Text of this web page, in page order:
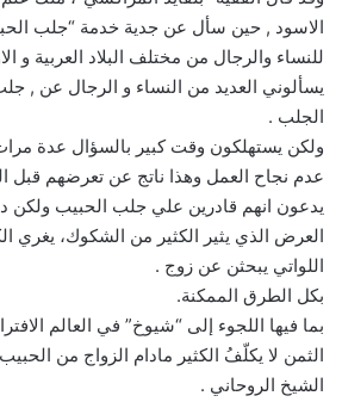
الاسود , حين سأل عن جدية خدمة “جلب
للنساء والرجال من مختلف البلاد العربية و
يسألوني العديد من النساء و الرجال عن ,
الجلب .
ولكن يستهلكون وقت كبير بالسؤال عدة
عدم نجاح العمل وهذا ناتج عن تعرضهم
يدعون انهم قادرين علي جلب الحبيب ولكن
العرض الذي يثير الكثير من الشكوك، يغري
اللواتي يبحثن عن زوج .
بكل الطرق الممكنة.
بما فيها اللجوء إلى “شيوخ” في العالم
الثمن لا يكلّفُ الكثير مادام الزواج من
الشيخ الروحاني .